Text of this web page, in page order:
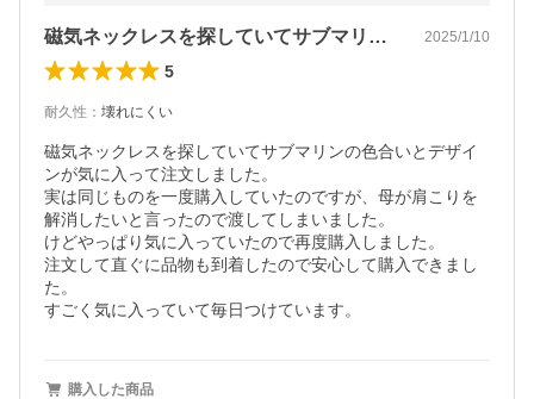
磁気ネックレスを探していてサブマリンの… 2025/1/10
5
耐久性 ： 壊れにくい
磁気ネックレスを探していてサブマリンの色合いとデザイ
ンが気に入って注文しました。
実は同じものを一度購入していたのですが、母が肩こりを
解消したいと言ったので渡してしまいました。
けどやっぱり気に入っていたので再度購入しました。
注文して直ぐに品物も到着したので安心して購入できまし
た。
購入した商品